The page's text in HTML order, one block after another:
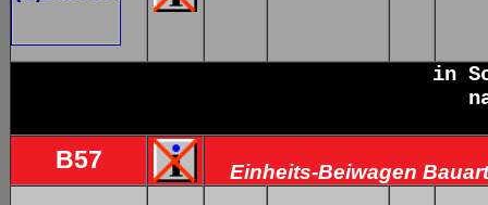
in
B57 Einheits-Beiwagen